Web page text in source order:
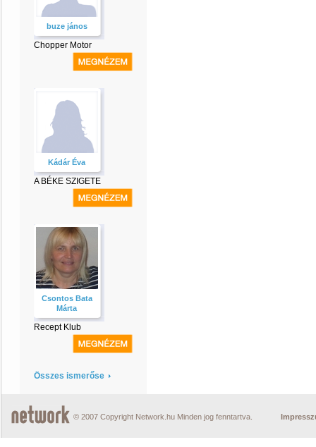
buze jános
Chopper Motor
Kádár Éva
A BÉKE SZIGETE
Csontos Bata
Márta
Recept Klub
Összes ismerőse
© 2007 Copyright Network.hu Minden jog fenntartva.